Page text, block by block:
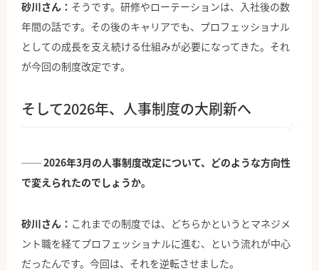
砂川さん： そうです。研修やローテーションは、入社後の数
年間の話です。その後のキャリアでも、プロフェッショナル
としての成長を支え続ける仕組みが必要になってきた。それ
が今回の制度改定です。
そして2026年、人事制度の大刷新へ
── 2026年3月の人事制度改定について、どのような方向性
で変えられたのでしょうか。
砂川さん： これまでの制度では、どちらかというとマネジメ
ント職を経てプロフェッショナルに進む、という流れが中心
だったんです。今回は、それを逆転させました。